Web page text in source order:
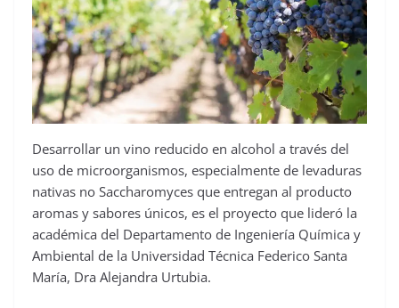
Desarrollar un vino reducido en alcohol a través del
uso de microorganismos, especialmente de levaduras
nativas no Saccharomyces que entregan al producto
aromas y sabores únicos, es el proyecto que lideró la
académica del Departamento de Ingeniería Química y
Ambiental de la Universidad Técnica Federico Santa
María, Dra Alejandra Urtubia.